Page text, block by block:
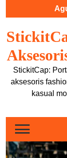
StickitCap:
aksesoris
kasual